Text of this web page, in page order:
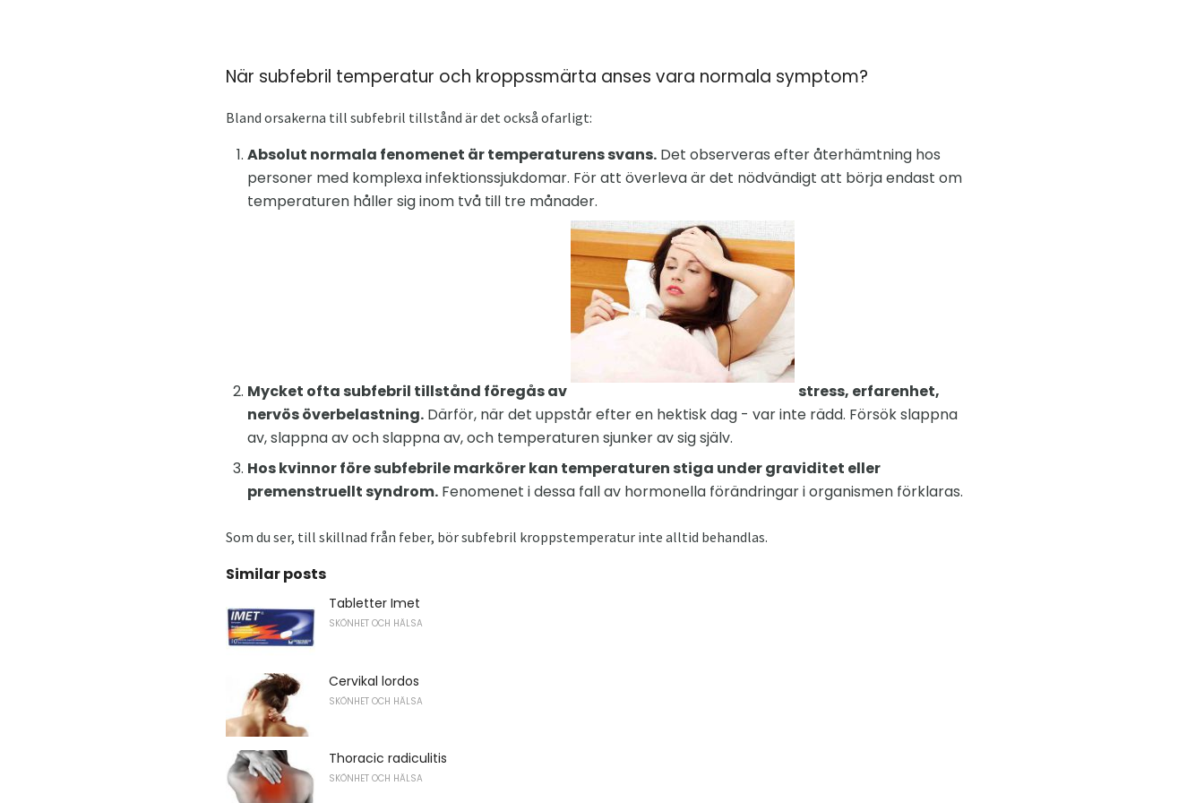
När subfebril temperatur och kroppssmärta anses vara normala symptom?
Bland orsakerna till subfebril tillstånd är det också ofarligt:
Absolut normala fenomenet är temperaturens svans. Det observeras efter återhämtning hos
personer med komplexa infektionssjukdomar. För att överleva är det nödvändigt att börja endast om
temperaturen håller sig inom två till tre månader.
Mycket ofta subfebril tillstånd föregås av
stress, erfarenhet,
nervös överbelastning. Därför, när det uppstår efter en hektisk dag - var inte rädd. Försök slappna
av, slappna av och slappna av, och temperaturen sjunker av sig själv.
Hos kvinnor före subfebrile markörer kan temperaturen stiga under graviditet eller
premenstruellt syndrom. Fenomenet i dessa fall av hormonella förändringar i organismen förklaras.
Som du ser, till skillnad från feber, bör subfebril kroppstemperatur inte alltid behandlas.
Similar posts
Tabletter Imet
SKÖNHET OCH HÄLSA
Cervikal lordos
SKÖNHET OCH HÄLSA
Thoracic radiculitis
SKÖNHET OCH HÄLSA